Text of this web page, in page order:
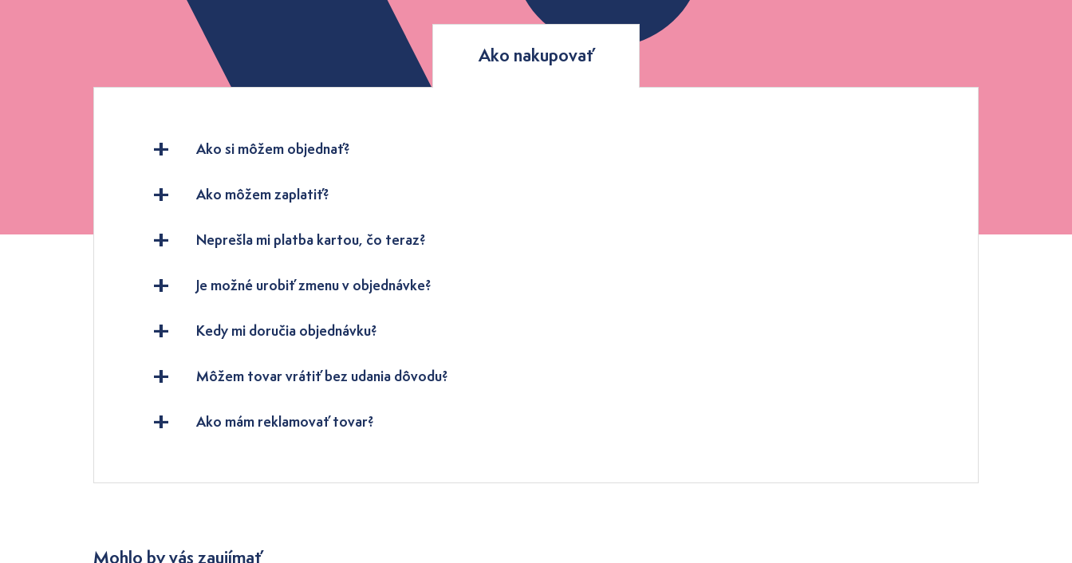
Ako nakupovať
Ako si môžem objednať?
Ako môžem zaplatiť?
Neprešla mi platba kartou, čo teraz?
Je možné urobiť zmenu v objednávke?
Kedy mi doručia objednávku?
Môžem tovar vrátiť bez udania dôvodu?
Ako mám reklamovať tovar?
Mohlo by vás zaujímať